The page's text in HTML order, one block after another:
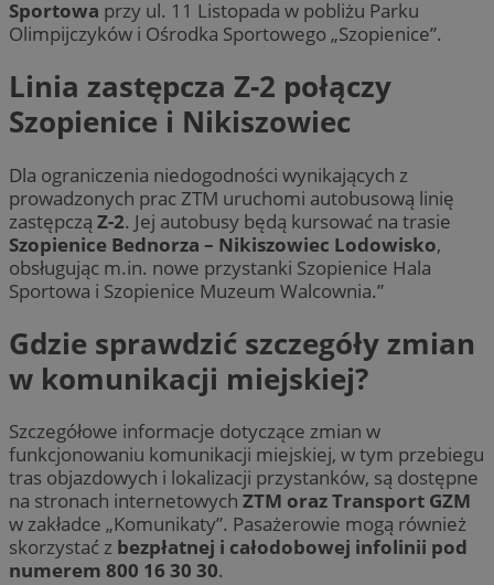
Sportowa przy ul. 11 Listopada w pobliżu Parku
Olimpijczyków i Ośrodka Sportowego „Szopienice”.
Linia zastępcza Z-2 połączy
Szopienice i Nikiszowiec
Dla ograniczenia niedogodności wynikających z
prowadzonych prac ZTM uruchomi autobusową linię
zastępczą Z-2. Jej autobusy będą kursować na trasie
Szopienice Bednorza – Nikiszowiec Lodowisko,
obsługując m.in. nowe przystanki Szopienice Hala
Sportowa i Szopienice Muzeum Walcownia.”
Gdzie sprawdzić szczegóły zmian
w komunikacji miejskiej?
Szczegółowe informacje dotyczące zmian w
funkcjonowaniu komunikacji miejskiej, w tym przebiegu
tras objazdowych i lokalizacji przystanków, są dostępne
na stronach internetowych ZTM oraz Transport GZM
w zakładce „Komunikaty”. Pasażerowie mogą również
skorzystać z bezpłatnej i całodobowej infolinii pod
numerem 800 16 30 30.